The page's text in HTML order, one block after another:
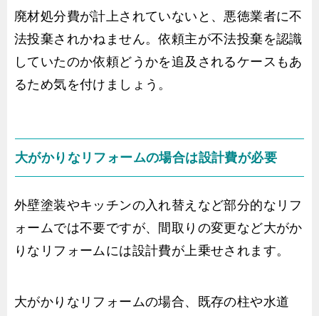
廃材処分費が計上されていないと、悪徳業者に不
法投棄されかねません。依頼主が不法投棄を認識
していたのか依頼どうかを追及されるケースもあ
るため気を付けましょう。
大がかりなリフォームの場合は設計費が必要
外壁塗装やキッチンの入れ替えなど部分的なリフ
ォームでは不要ですが、間取りの変更など大がか
りなリフォームには設計費が上乗せされます。
大がかりなリフォームの場合、既存の柱や水道